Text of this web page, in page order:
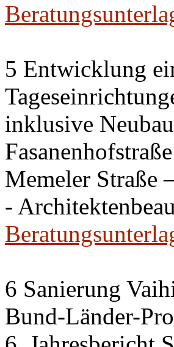
5 Entwicklung
inklusive
Memeler Straße
-
6 Sanierung
Bund-Länder-